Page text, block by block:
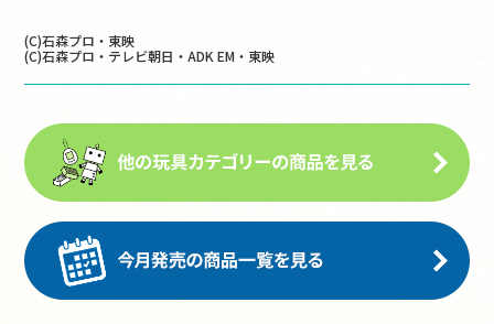
(C)石森プロ・東映
(C)石森プロ・テレビ朝日・ADK EM・東映